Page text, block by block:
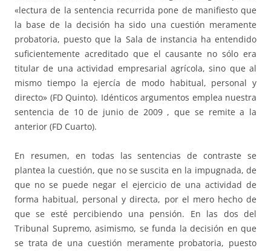
«lectura de la sentencia recurrida pone de manifiesto que
la base de la decisión ha sido una cuestión meramente
probatoria, puesto que la Sala de instancia ha entendido
suficientemente acreditado que el causante no sólo era
titular de una actividad empresarial agrícola, sino que al
mismo tiempo la ejercía de modo habitual, personal y
directo» (FD Quinto). Idénticos argumentos emplea nuestra
sentencia de 10 de junio de 2009 , que se remite a la
anterior (FD Cuarto).
En resumen, en todas las sentencias de contraste se
plantea la cuestión, que no se suscita en la impugnada, de
que no se puede negar el ejercicio de una actividad de
forma habitual, personal y directa, por el mero hecho de
que se esté percibiendo una pensión. En las dos del
Tribunal Supremo, asimismo, se funda la decisión en que
se trata de una cuestión meramente probatoria, puesto